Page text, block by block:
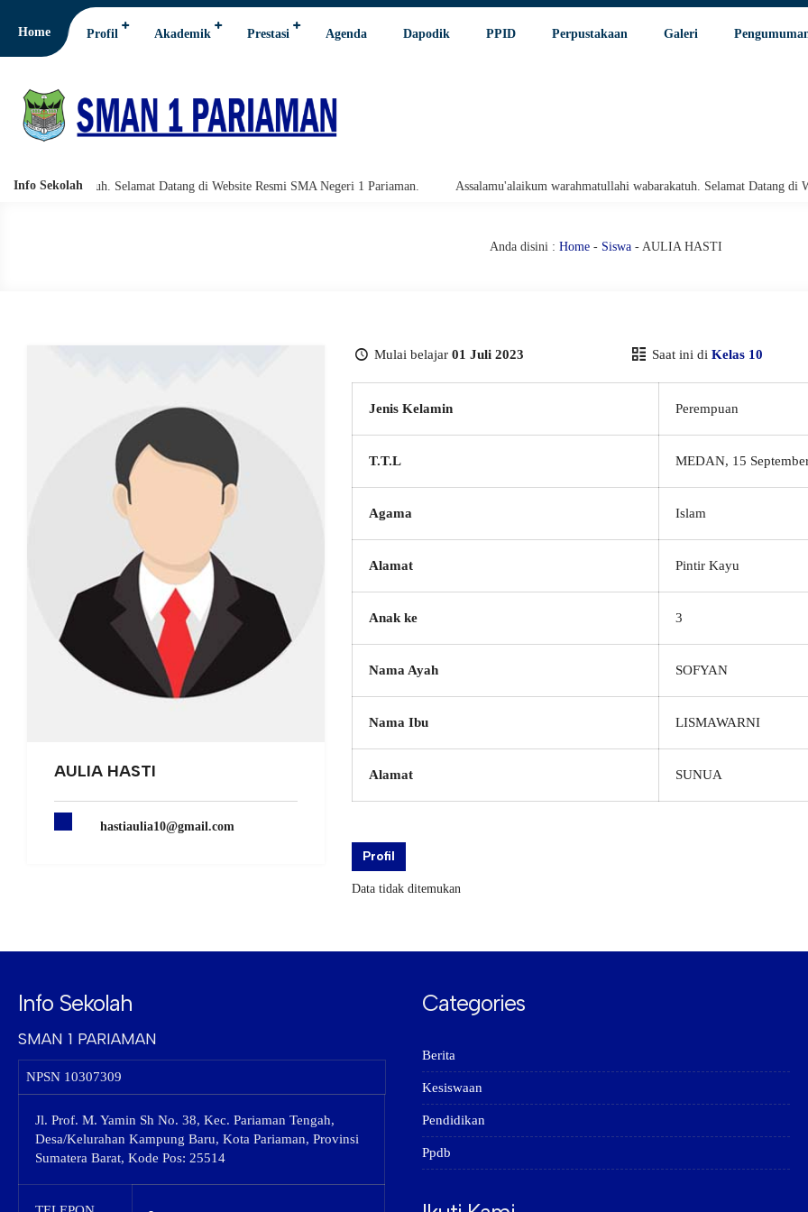
Home Profil Akademik Prestasi Agenda Dapodik PPID Perpustakaan Galeri
Info Sekolah
wabarakatuh. Selamat Datang di Website Resmi SMA Negeri 1 Pariaman. Assalamu'alaikum warahmatullahi wabarakatuh. Selamat Datang di
Anda disini : Home - Siswa - AULIA HASTI
AULIA HASTI
hastiaulia10@gmail.com
Mulai belajar 01 Juli 2023 Saat ini di Kelas 10
Jenis Kelamin Perempuan
T.T.L MEDAN, 15
Agama Islam
Alamat Pintir Kayu
Anak ke 3
Nama Ayah SOFYAN
Nama Ibu LISMAWARNI
Alamat SUNUA
Profil
Data tidak ditemukan
Info Sekolah
SMAN 1 PARIAMAN
NPSN 10307309
Jl. Prof. M. Yamin Sh No. 38, Kec. Pariaman Tengah,
Desa/Kelurahan Kampung Baru, Kota Pariaman, Provinsi
Sumatera Barat, Kode Pos: 25514
Categories
Berita
Kesiswaan
Pendidikan
Ppdb